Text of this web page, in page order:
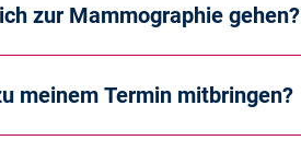
zur Mammographie gehen?
meinem Termin mitbringen?